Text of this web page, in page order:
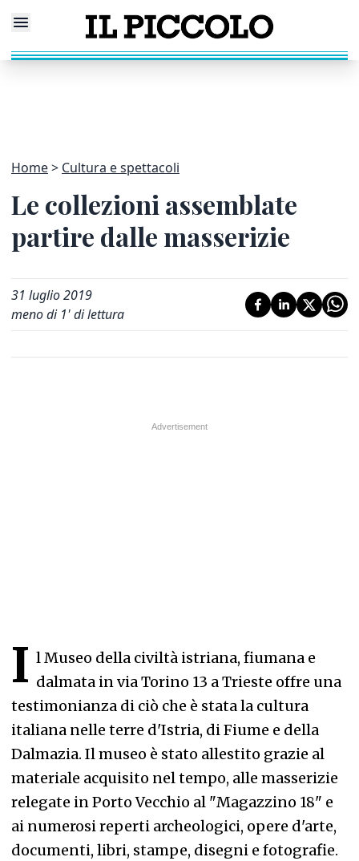
Home Cultura e spettacoli
Le collezioni assemblate
partire dalle masserizie
31 luglio 2019
meno di 1' di lettura
I l Museo della civiltà istriana, fiumana e
dalmata in via Torino 13 a Trieste offre una
testimonianza di ciò che è stata la cultura
italiana nelle terre d'Istria, di Fiume e della
Dalmazia. Il museo è stato allestito grazie al
materiale acquisito nel tempo, alle masserizie
relegate in Porto Vecchio al "Magazzino 18" e
ai numerosi reperti archeologici, opere d'arte,
documenti, libri, stampe, disegni e fotografie.